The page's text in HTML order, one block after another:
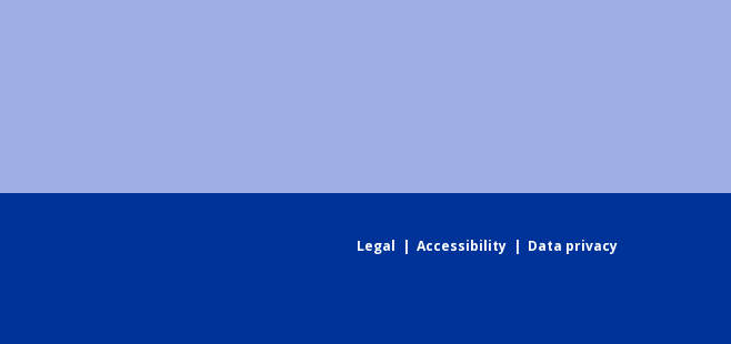
Legal | Accessibility | Data privacy